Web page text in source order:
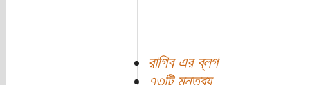
রাগিব এর ব্লগ
৭৩টি মন্তব্য